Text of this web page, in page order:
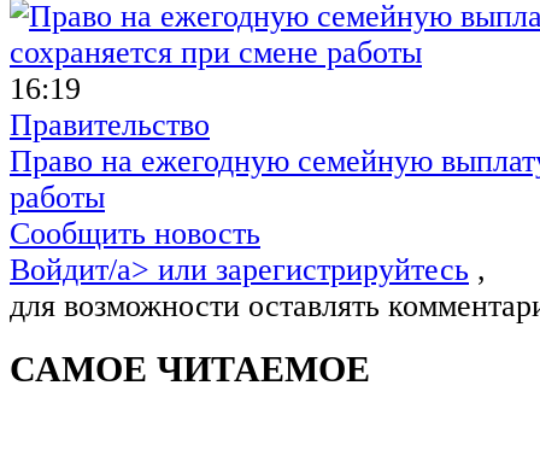
16:19
Правительство
Право на ежегодную семейную
работы
Сообщить новость
Войдит/a> или зарегистрируйтесь ,
для возможности оставлять
САМОЕ ЧИТАЕМОЕ